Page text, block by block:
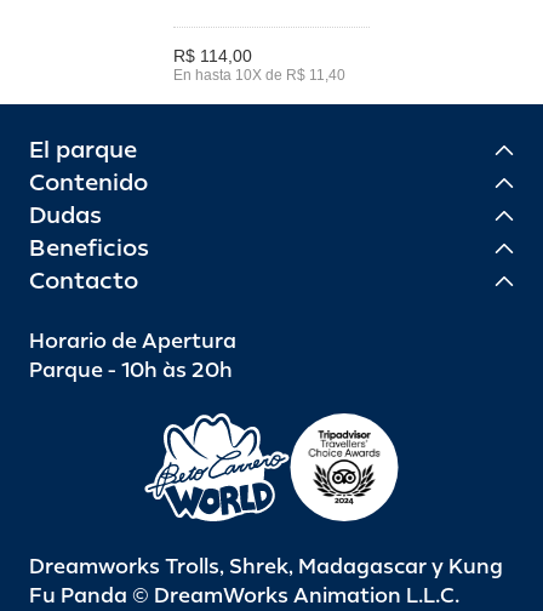
R$ 114,00
En hasta 10X de R$ 11,40
El parque
Contenido
Dudas
Beneficios
Contacto
Horario de Apertura
Parque - 10h às 20h
Dreamworks Trolls, Shrek, Madagascar y Kung
Fu Panda © DreamWorks Animation L.L.C.